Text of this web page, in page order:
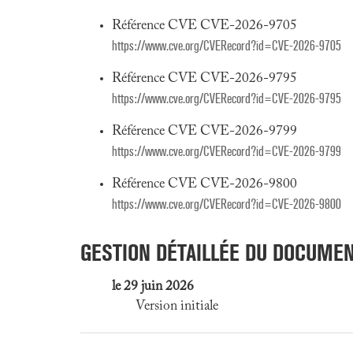
Référence CVE CVE-2026-9705
https://www.cve.org/CVERecord?id=CVE-2026-9705
Référence CVE CVE-2026-9795
https://www.cve.org/CVERecord?id=CVE-2026-9795
Référence CVE CVE-2026-9799
https://www.cve.org/CVERecord?id=CVE-2026-9799
Référence CVE CVE-2026-9800
https://www.cve.org/CVERecord?id=CVE-2026-9800
GESTION DÉTAILLÉE DU
le 29 juin 2026
Version initiale